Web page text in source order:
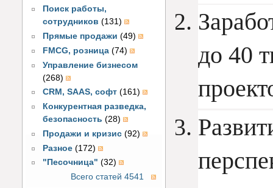
Поиск работы,
сотрудников (131)
Прямые продажи (49)
FMCG, розница (74)
Управление бизнесом
(268)
CRM, SAAS, софт (161)
Конкурентная разведка,
безопасность (28)
Продажи и кризис (92)
Разное (172)
"Песочница" (32)
Всего статей 4541
до 40